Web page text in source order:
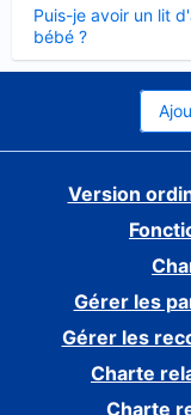
Puis-je avoir un lit
bébé ?
fermé
Version
Gérer les
Gérer les
Charte
Charte